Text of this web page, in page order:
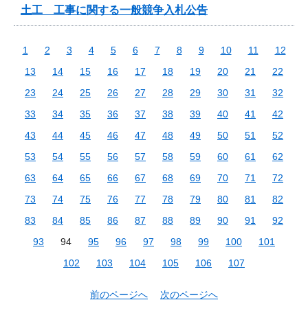
土工 工事に関する一般競争入札公告
1 2 3 4 5 6 7 8 9 10 11
12
13
14 15 16 17 18 19 20 21
22
23
24 25 26 27 28 29 30 31
32
33
34 35 36 37 38 39 40 41
42
43
44 45 46 47 48 49 50 51
52
53
54 55 56 57 58 59 60 61
62
63
64 65 66 67 68 69 70 71
72
73
74 75 76 77 78 79 80 81
82
83
84 85 86 87 88 89 90 91
92
93
94 95 96 97 98 99 100
101
102
103 104 105 106 107
前のページへ 次のページへ